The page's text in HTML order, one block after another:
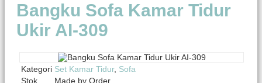
Bangku Sofa Kamar Tidur
Ukir AI-309
Kategori Set Kamar Tidur, Sofa
Stok
Made by Order